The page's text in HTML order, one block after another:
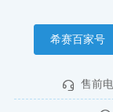
希赛百家号
售前